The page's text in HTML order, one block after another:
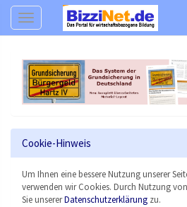
Navigation
Cookie-Hinweis
Um Ihnen eine bessere Nutzung unserer
verwenden wir Cookies. Durch Nutzung
Sie unsererDatenschutzerklärung zu.